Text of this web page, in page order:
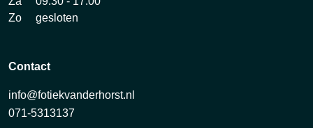
Zo
gesloten
Contact
info@fotiekvanderhorst.nl
071-5313137